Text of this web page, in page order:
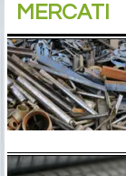
MERCATI